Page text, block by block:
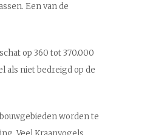
Een van de
op 360 tot 370.000
als niet bedreigd op de
worden te